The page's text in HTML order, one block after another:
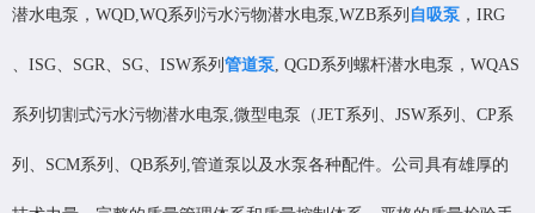
潜水电泵，WQD,WQ系列污水污物潜水电泵,WZB系列 自吸泵 ，IRG
、ISG、SGR、SG、ISW系列 管道泵 , QGD系列螺杆潜水电泵，WQAS
系列切割式污水污物潜水电泵,微型电泵（JET系列、JSW系列、CP系
列、SCM系列、QB系列,管道泵以及水泵各种配件。公司具有雄厚的